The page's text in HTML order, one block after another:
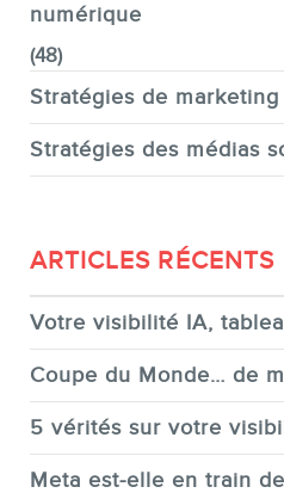
numérique
(48)
Stratégies de
Stratégies des médias
ARTICLES RÉCENTS
Votre visibilité IA,
Coupe du Monde… de
5 vérités sur votre
Meta est-elle en train